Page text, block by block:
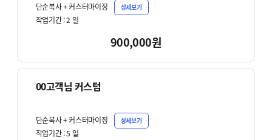
단순복사 + 커스터마이징 상세보기
작업기간 :2 일
900,000원
00고객님 커스텀
단순복사 + 커스터마이징 상세보기
작업기간 :5 일